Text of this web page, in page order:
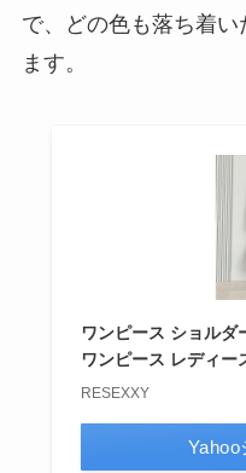
で、どの色も落ち着
ます。
ワンピース ショルダ
ワンピース レディー
RESEXXY
Yahoo